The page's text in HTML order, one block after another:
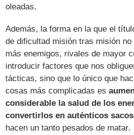
oleadas.
Además, la forma en la que el
de dificultad misión tras misión
más enemigos, rivales de mayor
introducir factores que nos
tácticas, sino que lo único que
cosas más complicadas es
considerable la salud de los
convertirlos en auténticos
hacen un tanto pesados de matar.